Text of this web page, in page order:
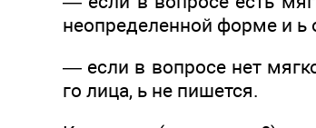
неопределенной форме и ь
— если в вопросе нет
го лица, ь не пишется.